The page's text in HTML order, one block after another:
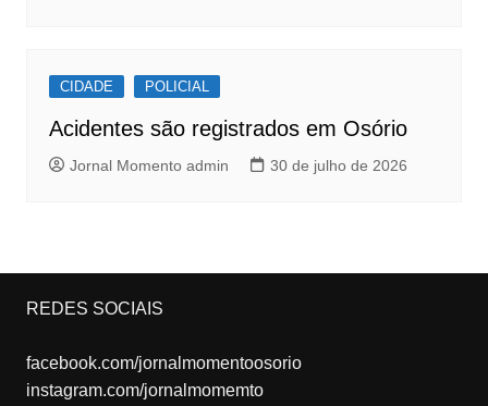
CIDADE POLICIAL
Acidentes são registrados em Osório
Jornal Momento admin 30 de julho de 2026
REDES SOCIAIS
facebook.com/jornalmomentoosorio
instagram.com/jornalmomemto